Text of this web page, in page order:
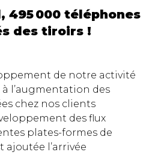
495 000 téléphones
des tiroirs !
de notre activité
l’augmentation des
chez nos clients
des flux
plates-formes de
ajoutée l’arrivée